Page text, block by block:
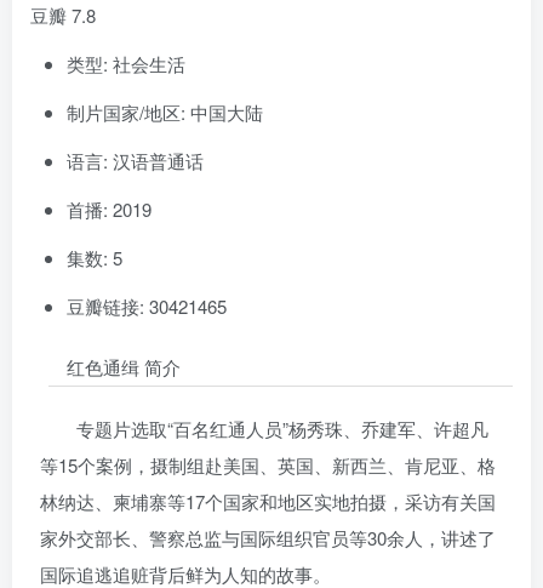
豆瓣 7.8
类型: 社会生活
制片国家/地区: 中国大陆
语言: 汉语普通话
首播: 2019
集数: 5
豆瓣链接: 30421465
红色通缉 简介
专题片选取“百名红通人员”杨秀珠、乔建军、许超凡
等15个案例，摄制组赴美国、英国、新西兰、肯尼亚、格
林纳达、柬埔寨等17个国家和地区实地拍摄，采访有关国
家外交部长、警察总监与国际组织官员等30余人，讲述了
国际追逃追赃背后鲜为人知的故事。